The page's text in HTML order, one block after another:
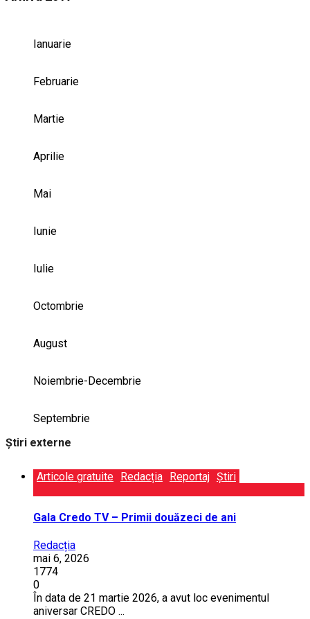
Ianuarie
Februarie
Martie
Aprilie
Mai
Iunie
Iulie
Octombrie
August
Noiembrie-Decembrie
Septembrie
Știri externe
Articole gratuite Redacția Reportaj Știri
Gala Credo TV – Primii douăzeci de ani
Redacția
mai 6, 2026
1774
0
În data de 21 martie 2026, a avut loc evenimentul
aniversar CREDO ...